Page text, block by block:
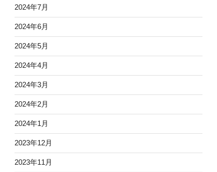
2024年7月
2024年6月
2024年5月
2024年4月
2024年3月
2024年2月
2024年1月
2023年12月
2023年11月